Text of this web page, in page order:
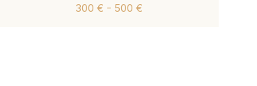
300 € - 500 €